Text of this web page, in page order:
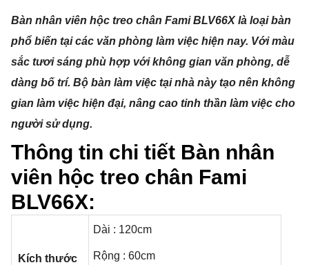
Bàn nhân viên hộc treo chân Fami BLV66X là loại bàn
phổ biến tại các văn phòng làm việc hiện nay. Với màu
sắc tươi sáng phù hợp với không gian văn phòng, dễ
dàng bố trí. Bộ bàn làm việc tại nhà này tạo nên không
gian làm việc hiện đại, nâng cao tinh thần làm việc cho
người sử dụng.
Thông tin chi tiết Bàn nhân
viên hộc treo chân Fami
BLV66X:
Kích thước
Dài : 120cm
Rộng : 60cm